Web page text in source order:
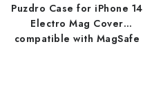
Puzdro Case for iPhone 14
Electro Mag Cover
compatible with MagSafe